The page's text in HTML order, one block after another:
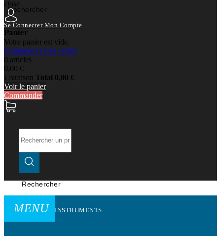
Rechercher
close
Se Connecter Mon Compte
Panier
Votre panier est vide.
Commencer mes achats
0 articles
0,00 €
Livraison Total 0,00 €
Voir le panier
Commander
Rechercher
MENU INSTRUMENTS